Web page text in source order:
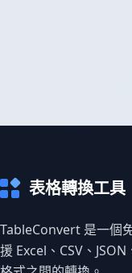
表格轉換工具
TableConvert 是一個
援 Excel、CSV、